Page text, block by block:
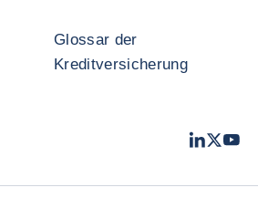
Glossar der
Kreditversicherung
LinkedIn
Twitter